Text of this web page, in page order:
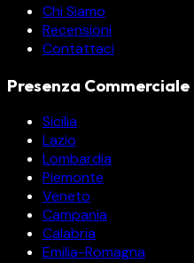
Chi Siamo
Recensioni
Contattaci
Presenza Commerciale
Sicilia
Lazio
Lombardia
Piemonte
Veneto
Campania
Calabria
Emilia-Romagna